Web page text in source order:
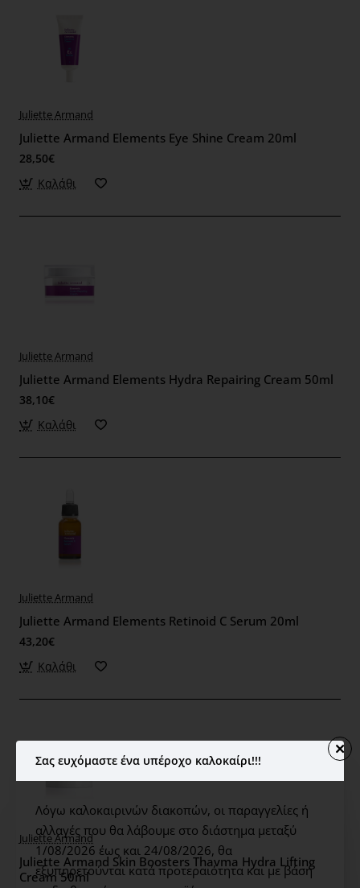
Σας ευχόμαστε ένα υπέροχο καλοκαίρι!!!
Λόγω καλοκαιρινών διακοπών, οι παραγγελίες ή
αλλαγές που θα λάβουμε στο διάστημα μεταξύ
1/08/2026 έως και 24/08/2026, θα
εξυπηρετούνται κατά προτεραιότητα και με βάση
Juliette Armand
Juliette Armand Elements Eye Shine Cream 20ml
28,50€
Καλάθι
Juliette Armand
Juliette Armand Elements Hydra Repairing Cream 50ml
38,10€
Καλάθι
Juliette Armand
Juliette Armand Elements Retinoid C Serum 20ml
43,20€
Καλάθι
Juliette Armand
Juliette Armand Skin Boosters Thavma Hydra Lifting
Cream 50ml